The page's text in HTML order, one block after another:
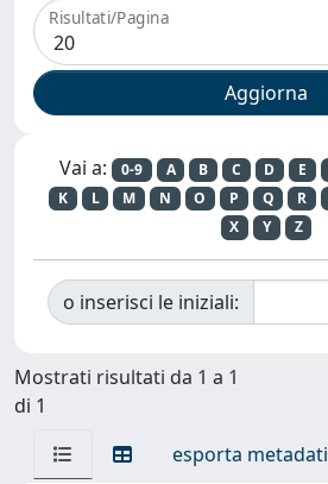
Risultati/Pagina
Vai a: 0-9 A B C D E
K
L M N O P Q R
X
Y Z
o inserisci le iniziali:
Mostrati risultati da 1 a 1
di 1
esporta metadati